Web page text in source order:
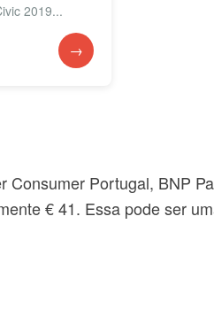
2019...
→
Consumer Portugal, BNP
€ 41. Essa pode ser